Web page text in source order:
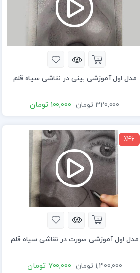
مدل اول آموزشی بینی در نقاشی سیاه قلم
320,000 تومان 100,000 تومان
نمایشگر
ویدیو
٪46
مدل اول آموزشی صورت در نقاشی سیاه قلم
1,300,000 تومان 700,000 تومان